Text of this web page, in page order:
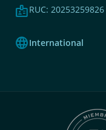
badgeRUC: 20253259826
languageInternational